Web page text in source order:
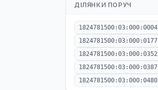
ДІЛЯНКИ ПОРУЧ
1824781500:03:000:0004
1824781500:03:000:0177
1824781500:03:000:0352
1824781500:03:000:0387
1824781500:03:000:0480